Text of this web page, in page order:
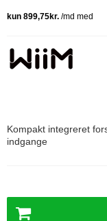
Kompakt integreret
indgange